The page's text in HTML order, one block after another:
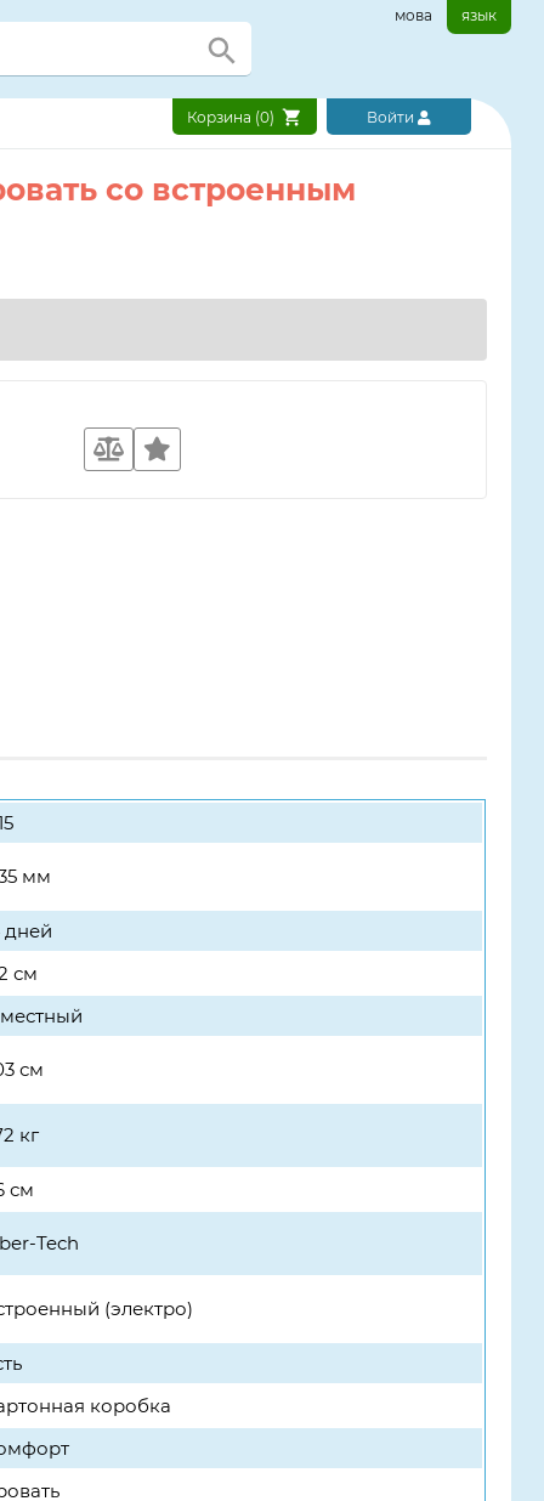
мова язык
Корзина (0) Войти
со встроенным
мм
дней
см
см
кг
см
Tech
(электро)
коробка